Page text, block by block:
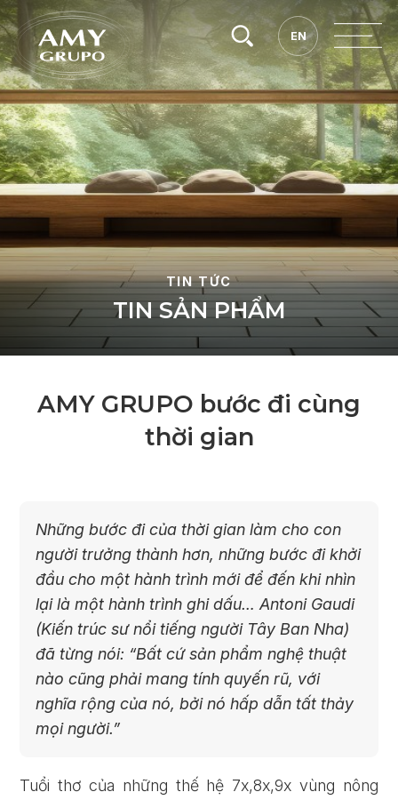
EN
EN
TIN TỨC
TIN SẢN PHẨM
AMY GRUPO bước đi cùng
thời gian
Những bước đi của thời gian làm cho con
người trưởng thành hơn, những bước đi khởi
đầu cho một hành trình mới để đến khi nhìn
lại là một hành trình ghi dấu… Antoni Gaudi
(Kiến trúc sư nổi tiếng người Tây Ban Nha)
đã từng nói: “Bất cứ sản phẩm nghệ thuật
nào cũng phải mang tính quyến rũ, với
nghĩa rộng của nó, bởi nó hấp dẫn tất thảy
mọi người.”
Tuổi thơ của những thế hệ 7x,8x,9x vùng nông
Tìm